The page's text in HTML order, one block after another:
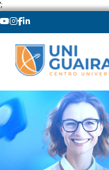
';